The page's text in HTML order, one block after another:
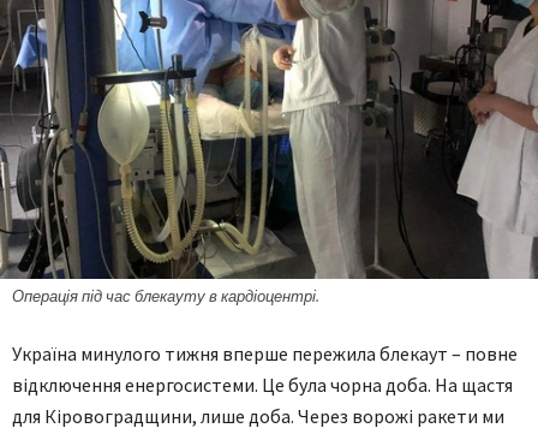
Операція під час блек­ауту в кардіоцентрі.
Україна минулого тижня вперше пережила блекаут – повне
відключення енергосистеми. Це була чорна доба. На щастя
для Кіровоградщини, лише доба. Через ворожі ракети ми